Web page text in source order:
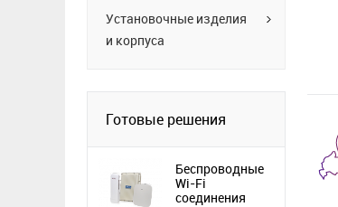
Установочные изделия
и корпуса
Готовые решения
Беспроводные
Wi-Fi
соединения